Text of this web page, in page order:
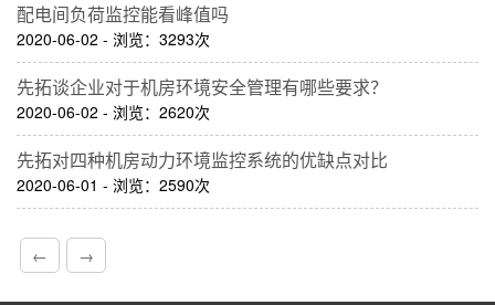
配电间负荷监控能看峰值吗
2020-06-02 - 浏览：3293次
先拓谈企业对于机房环境安全管理有哪些要求？
2020-06-02 - 浏览：2620次
先拓对四种机房动力环境监控系统的优缺点对比
2020-06-01 - 浏览：2590次
← →